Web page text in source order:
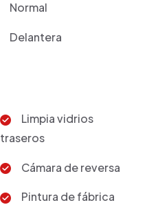
Normal
Delantera
Limpia vidrios
traseros
Cámara de reversa
Pintura de fábrica